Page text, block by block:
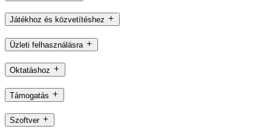
Játékhoz és közvetítéshez
Üzleti felhasználásra
Oktatáshoz
Támogatás
Szoftver